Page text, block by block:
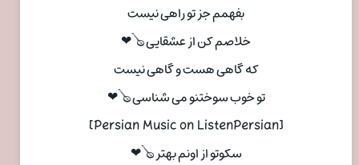
بفهمم جز تو راهی نیست
خلاصم کن از عشقایی 🪕❤
که گاهی هست و گاهی نیست
تو خوب سوختنو می شناسی 🪕❤
[Persian Music on ListenPersian]
سکوتو از اونم بهتر 🪕❤